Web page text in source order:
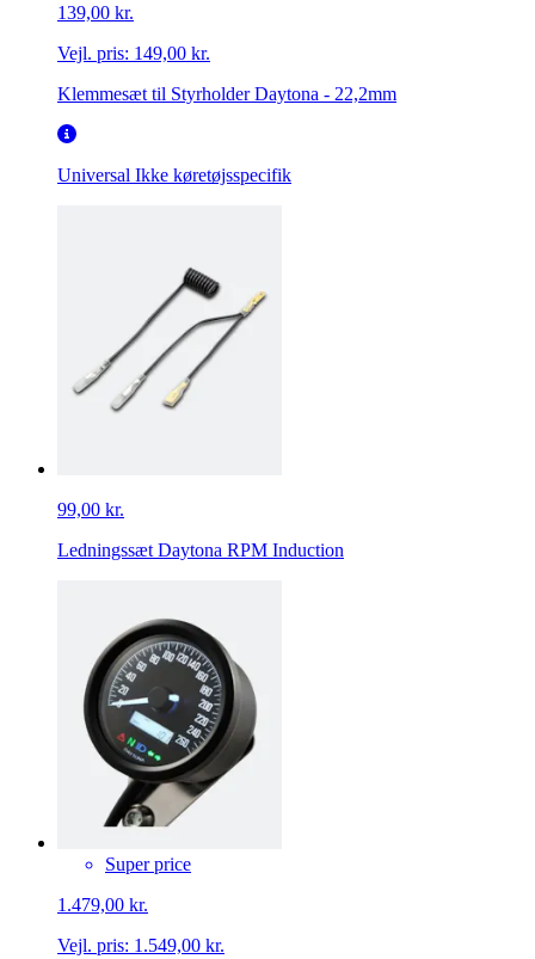
139,00 kr.
Vejl. pris: 149,00 kr.
Klemmesæt til Styrholder Daytona - 22,2mm
Universal Ikke køretøjsspecifik
99,00 kr.
Ledningssæt Daytona RPM Induction
Super price
1.479,00 kr.
Vejl. pris: 1.549,00 kr.